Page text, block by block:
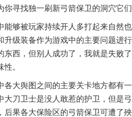
你寻找独一刷新弓箭保卫的洞穴它
能够被玩家持续开人多打起来自然
升级装备作为游戏中的主要问题进
东西，但别人成功了，我就是失败
。
各大舆图之间的主要关卡地方都有
大刀卫士是没人敢惹的护卫，但是
后果各大保险区的弓箭保卫可遭了